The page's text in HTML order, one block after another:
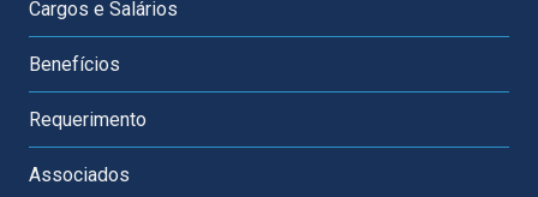
Cargos e Salários
Benefícios
Requerimento
Associados